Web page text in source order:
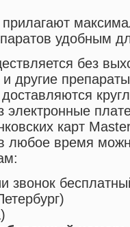
удобным
без
другие
доставляются
электронные
карт
любое время
звонок